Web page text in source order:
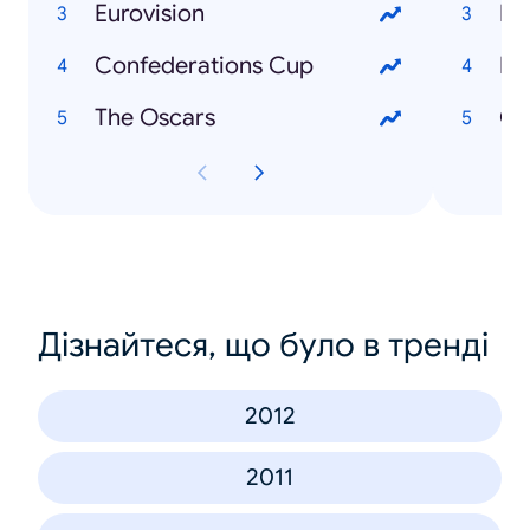
Eurovision
Confederations Cup
The Oscars
Дізнайтеся, що було в тренді
2012
2011